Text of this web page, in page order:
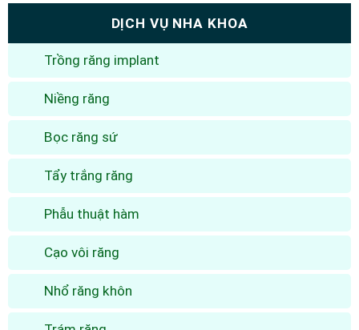
DỊCH VỤ NHA KHOA
Trồng răng implant
Niềng răng
Bọc răng sứ
Tẩy trắng răng
Phẫu thuật hàm
Cạo vôi răng
Nhổ răng khôn